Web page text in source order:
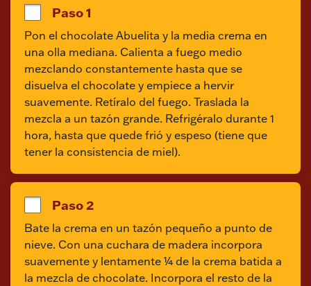
Paso 1
Pon el chocolate Abuelita y la media crema en
una olla mediana. Calienta a fuego medio
mezclando constantemente hasta que se
disuelva el chocolate y empiece a hervir
suavemente. Retíralo del fuego. Traslada la
mezcla a un tazón grande. Refrigéralo durante 1
hora, hasta que quede frió y espeso (tiene que
tener la consistencia de miel).
Paso 2
Bate la crema en un tazón pequeño a punto de
nieve. Con una cuchara de madera incorpora
suavemente y lentamente ¼ de la crema batida a
la mezcla de chocolate. Incorpora el resto de la